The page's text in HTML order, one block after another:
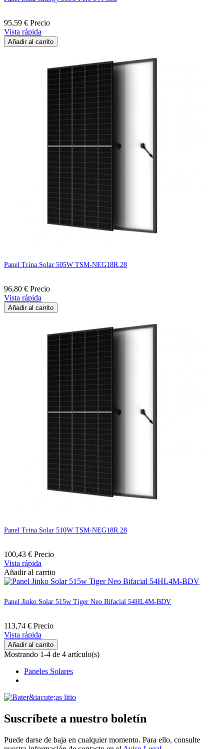
95,59 € Precio
Vista rápida
Añadir al carrito
Panel Trina Solar 505W TSM-NEG18R.28
96,80 € Precio
Vista rápida
Añadir al carrito
Panel Trina Solar 510W TSM-NEG18R.28
100,43 € Precio
Vista rápida
Añadir al carrito
Panel Jinko Solar 515w Tiger Neo Bifacial 54HL4M-BDV
113,74 € Precio
Vista rápida
Añadir al carrito
Mostrando 1-4 de 4 artículo(s)
Paneles Solares
Suscríbete a nuestro boletín
Puede darse de baja en cualquier momento. Para ello, consulte